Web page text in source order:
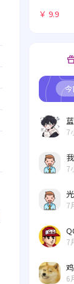
￥ 9.9
今
7
7
7
7
6